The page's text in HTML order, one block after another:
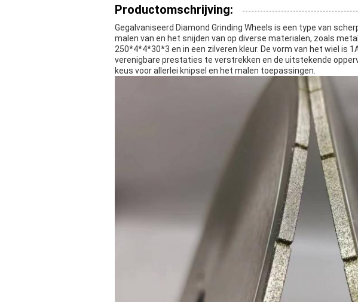
Productomschrijving:
Gegalvaniseerd Diamond Grinding Wheels is een type van
malen van en het snijden van op diverse materialen, zoals
250*4*4*30*3 en in een zilveren kleur. De vorm van het wiel is
verenigbare prestaties te verstrekken en de uitstekende
keus voor allerlei knipsel en het malen toepassingen.